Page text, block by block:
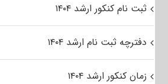
ثبت نام کنکور ارشد ۱۴۰۴
دفترچه ثبت نام ارشد ۱۴۰۴
زمان کنکور ارشد ۱۴۰۴